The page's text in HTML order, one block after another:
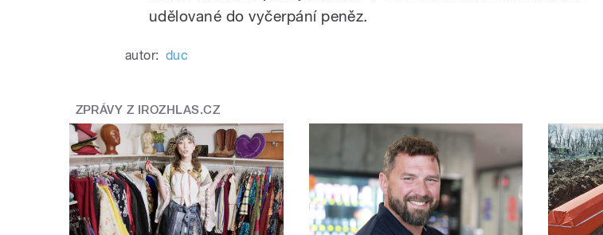
udělované do vyčerpání peněz.
autor: duc
ZPRÁVY Z IROZHLAS.CZ